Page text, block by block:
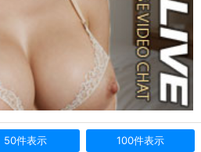
50件表示 100件表示